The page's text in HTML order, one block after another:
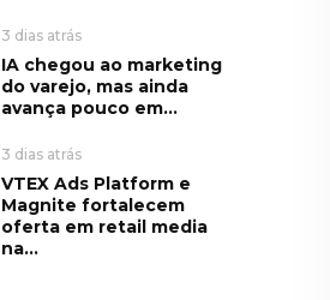
3 dias atrás
IA chegou ao marketing
do varejo, mas ainda
avança pouco em...
3 dias atrás
VTEX Ads Platform e
Magnite fortalecem
oferta em retail media
na...